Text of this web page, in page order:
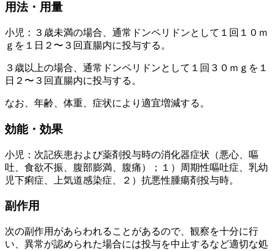
用法・用量
小児：３歳未満の場合、通常ドンペリドンとして１回１０ｍ
ｇを１日２〜３回直腸内に投与する。
３歳以上の場合、通常ドンペリドンとして１回３０ｍｇを１
日２〜３回直腸内に投与する。
なお、年齢、体重、症状により適宜増減する。
効能・効果
小児：次記疾患および薬剤投与時の消化器症状（悪心、嘔
吐、食欲不振、腹部膨満、腹痛）；１）周期性嘔吐症、乳幼
児下痢症、上気道感染症、２）抗悪性腫瘍剤投与時。
副作用
次の副作用があらわれることがあるので、観察を十分に行
い、異常が認められた場合には投与を中止するなど適切な処